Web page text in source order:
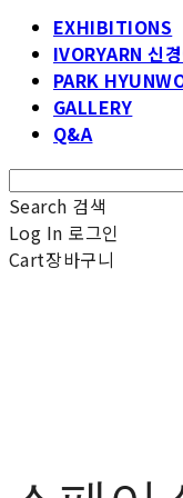
EXHIBITIONS
IVORYARN 신
PARK
GALLERY
Q&A
Search 검색
Log In 로그인
Cart장바구니